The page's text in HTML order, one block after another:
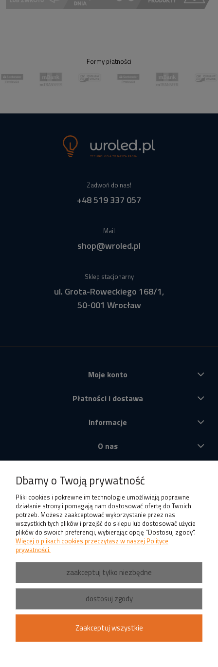
Formy płatności
Zadwoń do nas!
+48 519 337 057
Mail
shop@wroled.pl
Sklep stacjonarny
ul. Grota-Roweckiego 168/1,
50-001 Wrocław
Moje konto
Płatności i dostawa
Informacje
O nas
Dbamy o Twoją prywatność
Pliki cookies i pokrewne im technologie umożliwiają poprawne
działanie strony i pomagają nam dostosować ofertę do Twoich
potrzeb. Możesz zaakceptować wykorzystanie przez nas
wszystkich tych plików i przejść do sklepu lub dostosować użycie
plików do swoich preferencji, wybierając opcję "Dostosuj zgody".
Więcej o plikach cookies przeczytasz w naszej Polityce
prywatności.
zaakceptuj tylko niezbędne
dostosuj zgody
Zaakceptuj wszystkie